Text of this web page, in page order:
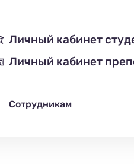
Личный кабинет
Личный кабинет
Сотрудникам